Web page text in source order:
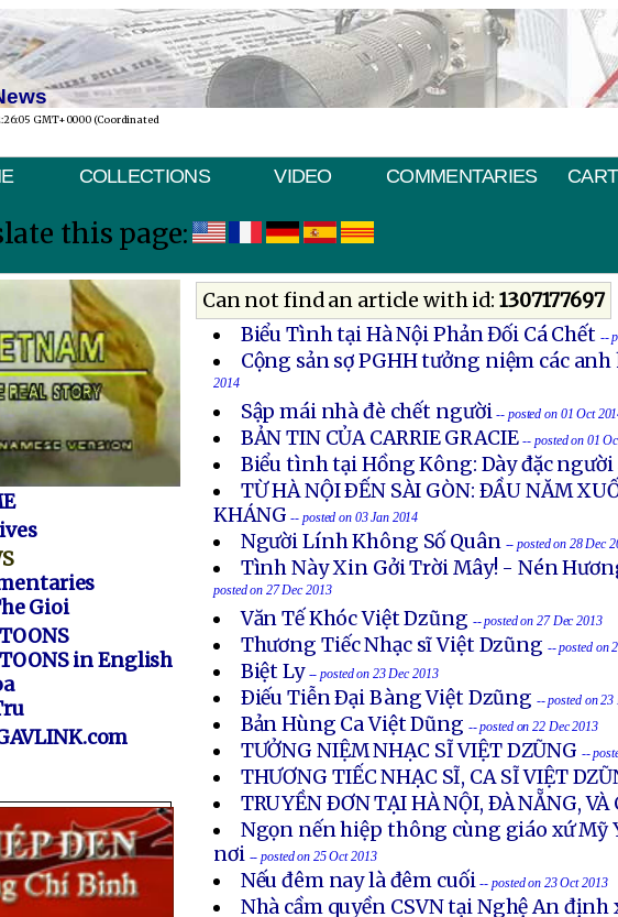
GMT+0000 (Coordinated
COLLECTIONS VIDEO COMMENTARIES
this page:
Gioi
in English
Can not find an article with id: 1307177697
Biểu Tình tại Hà Nội Phản Đối Cá Chết --
Cộng sản sợ PGHH tưởng niệm các
2014
Sập mái nhà đè chết người -- posted on 01 Oct
BẢN TIN CỦA CARRIE GRACIE-- posted on 01
Biểu tình tại Hồng Kông: Dày đặc người
TỪ HÀ NỘI ÐẾN SÀI GÒN: ÐẦU NĂM
KHÁNG-- posted on 03 Jan 2014
Người Lính Không Số Quân -- posted on 28 Dec
Tình Này Xin Gởi Trời Mây! - Nén
posted on 27 Dec 2013
Văn Tế Khóc Việt Dzũng -- posted on 27 Dec 2013
Thương Tiếc Nhạc sĩ Việt Dzũng -- posted on
Biệt Ly -- posted on 23 Dec 2013
Ðiếu Tiễn Ðại Bàng Việt Dzũng -- posted on 23
Bản Hùng Ca Việt Dũng -- posted on 22 Dec 2013
TƯỞNG NIỆM NHẠC SĨ VIỆT DZŨNG --
THƯƠNG TIẾC NHẠC SĨ, CA SĨ VIỆT
TRUYỀN ÐƠN TẠI HÀ NỘI, ÐÀ NẴNG, VÀ
Ngọn nến hiệp thông cùng giáo xứ Mỹ
nơi -- posted on 25 Oct 2013
Nếu đêm nay là đêm cuối -- posted on 23 Oct 2013
Nhà cầm quyền CSVN tại Nghệ An